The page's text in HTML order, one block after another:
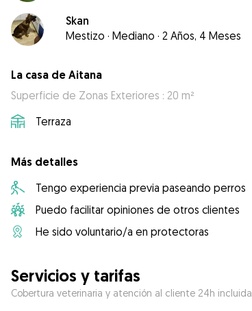
Skan
Mestizo · Mediano · 2 Años, 4 Meses
La casa de Aitana
Superficie de Zonas Exteriores : 20 m²
Terraza
Más detalles
Tengo experiencia previa paseando perros
Puedo facilitar opiniones de otros clientes
He sido voluntario/a en protectoras
Servicios y tarifas
Cobertura veterinaria y atención al cliente 24h incluida